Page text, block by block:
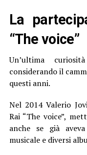
La
“The voice”
Un’ultima
considerando il
questi anni.
Nel 2014 Valerio
Rai “The voice”,
anche se già
musicale e diversi